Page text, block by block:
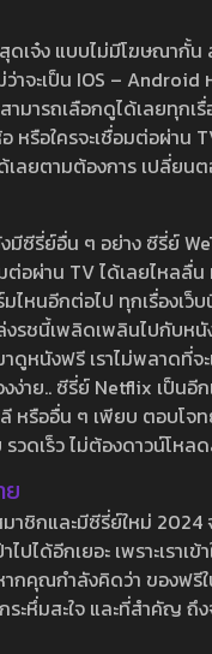
ดเจ๋ง แบบไม่มีโฆษณากั้
าจะเป็น IOS –
มารถเลือกดูได้เลยทุกเ
รือใครจะเชื่อมต่อผ่าน
เลยตามต้องการ เปลี่ยน
ซีรี่ย์อื่น ๆ อย่าง ซีรี่ย์
ต่อผ่าน TV ได้เลยไหลลื่
ไหนอีกต่อไป ทุกเรื่องเว็
งรชนี้เพลิดเพลินไปกับห
ดูหนังฟรี เราไม่พลาดที่
งง่าย.. ซีรี่ย์ Netflix เป็น
หรืออื่น ๆ เพียบ ตอบโจท
วดเร็ว ไม่ต้องดาวน์โห
ย
าชิกและมีซีรี่ย์ใหม่
ไปได้อีกเยอะ เพราะเร
ากคุณกำลังคิดว่า ของฟ
ระหึ่มสะใจ และที่สำคัญ